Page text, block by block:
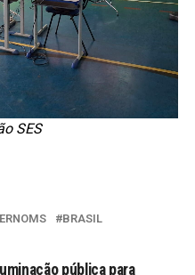
SES
BRASIL
pública para